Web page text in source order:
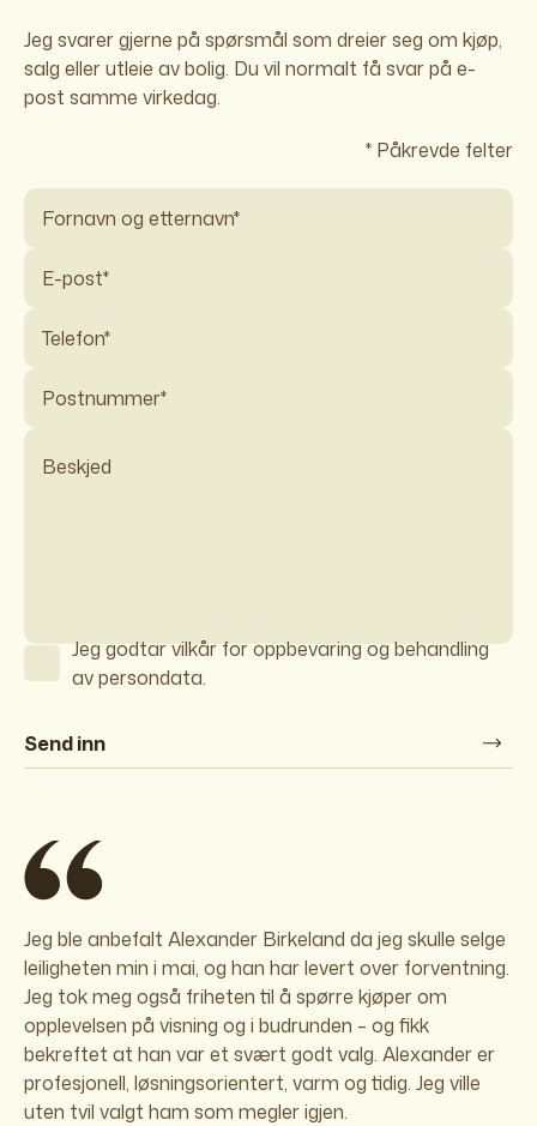
Jeg svarer gjerne på spørsmål som dreier seg om kjøp,
salg eller utleie av bolig. Du vil normalt få svar på e-
post samme virkedag.
* Påkrevde felter
Jeg godtar vilkår for oppbevaring og behandling
av persondata.
Send inn
Jeg ble anbefalt Alexander Birkeland da jeg skulle selge
leiligheten min i mai, og han har levert over forventning.
Jeg tok meg også friheten til å spørre kjøper om
opplevelsen på visning og i budrunden – og fikk
bekreftet at han var et svært godt valg. Alexander er
profesjonell, løsningsorientert, varm og tidig. Jeg ville
uten tvil valgt ham som megler igjen.